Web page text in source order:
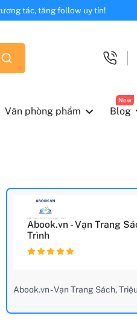
tác, tăng follow uy tín!
Văn phòng phẩm
New
Blog
Abook.vn - Vạn Trang
Trình
Abook.vn - Vạn Trang Sách,